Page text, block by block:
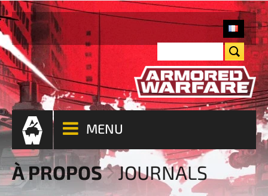
MENU
À PROPOS JOURNALS